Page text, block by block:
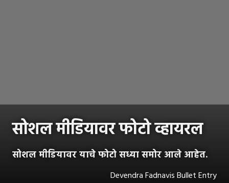
सोशल मीडियावर फोटो व्हायरल
सोशल मीडियावर याचे फोटो सध्या समोर आले आहेत.
Devendra Fadnavis Bullet Entry